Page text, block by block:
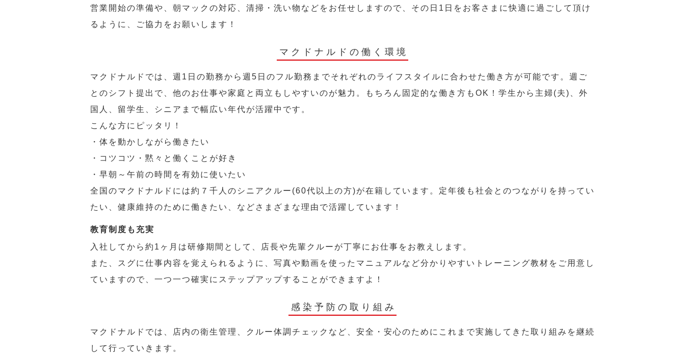
営業開始の準備や、朝マックの対応、清掃・洗い物などをお任せしますので、その日1日をお客さまに快適に過ごして頂け
るように、ご協力をお願いします！
マクドナルドの働く環境
マクドナルドでは、週1日の勤務から週5日のフル勤務までそれぞれのライフスタイルに合わせた働き方が可能です。週ご
とのシフト提出で、他のお仕事や家庭と両立もしやすいのが魅力。もちろん固定的な働き方もOK！学生から主婦(夫)、外
国人、留学生、シニアまで幅広い年代が活躍中です。
こんな方にピッタリ！
・体を動かしながら働きたい
・コツコツ・黙々と働くことが好き
・早朝～午前の時間を有効に使いたい
全国のマクドナルドには約７千人のシニアクルー(60代以上の方)が在籍しています。定年後も社会とのつながりを持ってい
たい、健康維持のために働きたい、などさまざまな理由で活躍しています！
教育制度も充実
入社してから約1ヶ月は研修期間として、店長や先輩クルーが丁寧にお仕事をお教えします。
また、スグに仕事内容を覚えられるように、写真や動画を使ったマニュアルなど分かりやすいトレーニング教材をご用意し
ていますので、一つ一つ確実にステップアップすることができますよ！
感染予防の取り組み
マクドナルドでは、店内の衛生管理、クルー体調チェックなど、安全・安心のためにこれまで実施してきた取り組みを継続
して行っていきます。